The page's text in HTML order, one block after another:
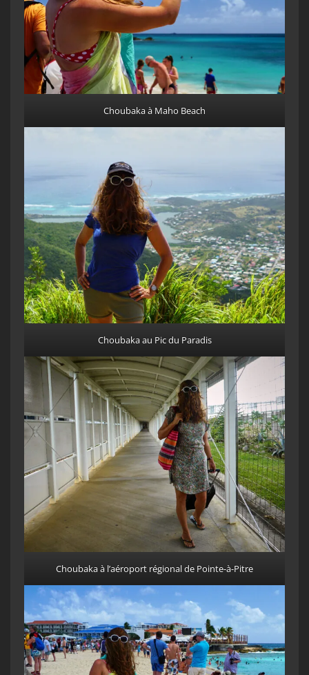
Choubaka à Maho Beach
Choubaka au Pic du Paradis
Choubaka à l’aéroport régional de Pointe-à-Pitre